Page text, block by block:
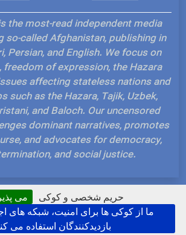
حریم شخصی و کوکی
می
ما از کوکی ها برای امنیت، شبکه های
بازدیدکنندگان استفاده می
the most-read independent media
so-called Afghanistan, publishing in
Persian, and English. We focus on
freedom of expression, the Hazara
affecting stateless nations and
such as the Hazara, Tajik, Uzbek,
and Baloch. Our uncensored
dominant narratives, promotes
and advocates for democracy,
and social justice.
and Developed by IP Plans